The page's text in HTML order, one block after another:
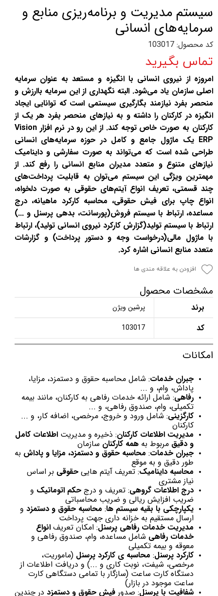
سیستم مدیریت و برنامه‌ریزی منابع و
سرمایه‌های انسانی‌
کد محصول: 103017
تماس بگیرید
امروزه از نیروی انسانی با انگیزه و مستعد به عنوان سرمایه
اصلی سازمان یاد می‌شود. البته نگهداری از این سرمایه باارزش و
منحصر بفرد نیازمند بگارگیری سیستمی است که توانایی ایجاد
انگیزه در کارکنان را داشته و به نیازهای منحصر بفرد هر یک از
کارکنان به صورت خاص توجه کند. از این رو در نرم افزار Vision
ERP یک ماژول جامع و کامل در حوزه سرمایه‌های انسانی
طراحی شده است که می‌تواند به صورت سفارشی و داینامیک
نیازهای متنوع و متعدد مدیران منابع انسانی را رفع کند. از
مهمترین ویژگی این سیستم می‌توان به قابلیت پرداخت‌های
چند قسمتی، تعریف انواع آیتم‌های حقوقی به صورت دلخواه،
انواع چاپ برای فیش حقوقی، محاسبه کارکرد ماهیانه، درج
مساعده، ارتباط با سیستم فروش(پورسانت، بدهی پرسنل و ...)
ارتباط با سیستم تولید(گزارش کارکرد نیروی انسانی تولید)، ارتباط
با ماژول مالی(درخواست وجه و دستور پرداخت) و گزارشات
متعدد منابع انسانی اشاره کرد.
افزودن به علاقه مندی ها
مشخصات محصول
برند پرشین ویژن
کد 103017
امکانات
جبران خدمات: شامل محاسبه حقوق و دستمزد، مزایا،
پاداش، وام، و ...
رفاهی: شامل ارائه خدمات رفاهی به کارکنان، مانند بیمه
تکمیلی، وام، صندوق رفاهی، و ...
کارگزینی: شامل ورود و خروج، مرخصی، اضافه کار، و ...
کارکنان
مدیریت اطلاعات کارکنان: ذخیره و مدیریت اطلاعات کامل
و دقیق مربوط به همه کارکنان سازمان
جبران خدمات: محاسبه حقوق و دستمزد، مزایا و پاداش به
طور دقیق و به موقع
محاسبه داینامیک: تعریف آیتم هایی حقوقی بر اساس
نیاز مشتری
درج اطلاعات گروهی: تعریف و درج حکم اتوماتیک و
ضریب افزایش ریالی و ضریب محاسباتی
یکپارچکی با بقیه سیستم ها: محاسبه حقوق و دستمزد و
ارسال مستقیم به خزانه داری جهت پرداخت
مدیریت خدمات رفاهی پرسنل: امکان تعریف انواع
خدمات رفاهی شامل مساعده، وام، صندوق رفاهی و
معوقه و بیمه تکمیلی
کارکرد پرسنل: محاسبه ی کارکرد پرسنل (ماموریت،
مرخصی، شیفت، نوبت کاری و ...) و دریافت اطلاعات از
دستگاه کارت ساعت (سازگار با تمامی دستگاهی کارت
ساعت موجود در بازار)
شفافیت با پرسنل: صدور فیش حقوق و دستمزد در چندین